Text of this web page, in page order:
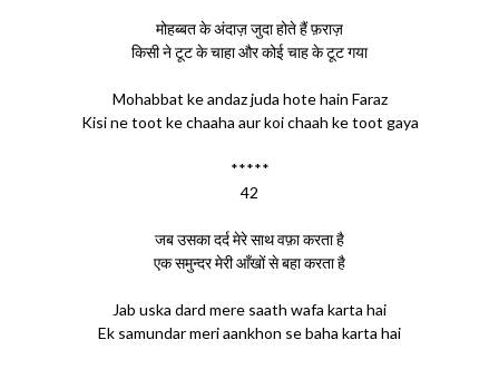
मोहब्बत के अंदाज़ जुदा होते हैं फ़राज़
किसी ने टूट के चाहा और कोई चाह के टूट गया
Mohabbat ke andaz juda hote hain Faraz
Kisi ne toot ke chaaha aur koi chaah ke toot gaya
*****
42
जब उसका दर्द मेरे साथ वफ़ा करता है
एक समुन्दर मेरी आँखों से बहा करता है
Jab uska dard mere saath wafa karta hai
Ek samundar meri aankhon se baha karta hai